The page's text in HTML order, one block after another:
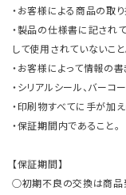
・お客様による商品の取
・製品の仕様書に記され
して使用されていないこと
・お客様によって情報の書
・シリアルシール、バーコ
・印刷物すべてに手が加え
・保証期間内であること。
【保証期間】
○初期不良の交換は商品